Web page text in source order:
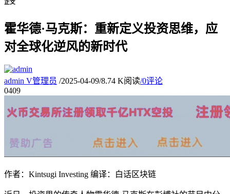
正文
霍华德·马克斯：重新定义投资思维，应
对全球化逆风的新时代
admin V管理员 /2025-04-09/8.74 K阅读/0评论
0409
作者：Kintsugi Investing 编译：白话区块链